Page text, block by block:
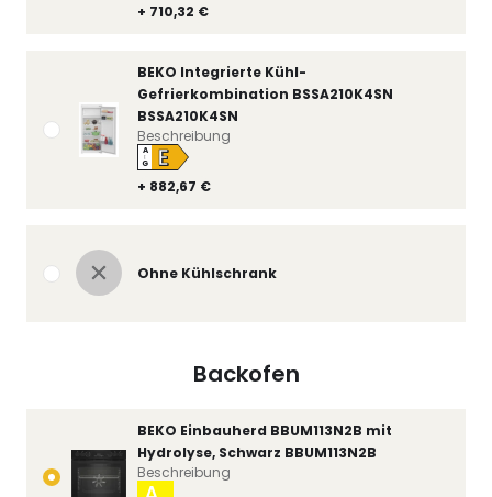
+ 710,32 €
BEKO Integrierte Kühl-
Gefrierkombination BSSA210K4SN
BSSA210K4SN
+ 882,67 €
A
↑
G E
Beschreibung
Ohne Kühlschrank
Backofen
BEKO Einbauherd BBUM113N2B mit
Hydrolyse, Schwarz BBUM113N2B
Beschreibung